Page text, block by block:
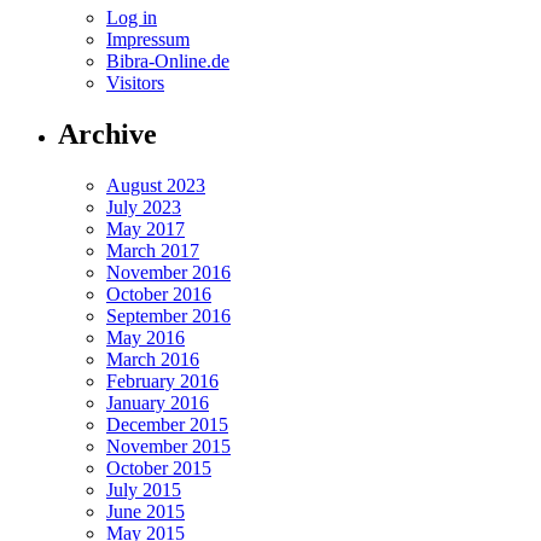
Log in
Impressum
Bibra-Online.de
Visitors
Archive
August 2023
July 2023
May 2017
March 2017
November 2016
October 2016
September 2016
May 2016
March 2016
February 2016
January 2016
December 2015
November 2015
October 2015
July 2015
June 2015
May 2015